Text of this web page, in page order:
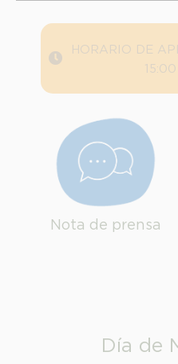
HORARIO DE
Nota de prensa
Día de
INFORMACION SOBRE LA
Destinatarios: